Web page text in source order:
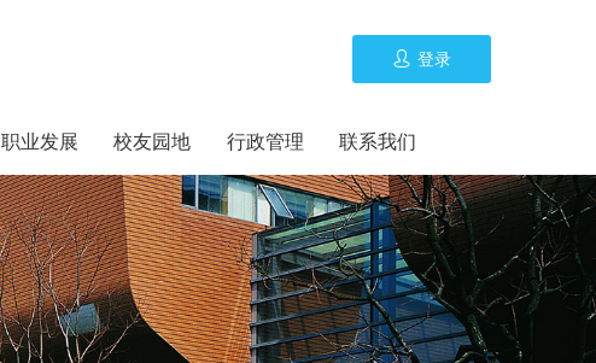
登录
职业发展 校友园地 行政管理 联系我们